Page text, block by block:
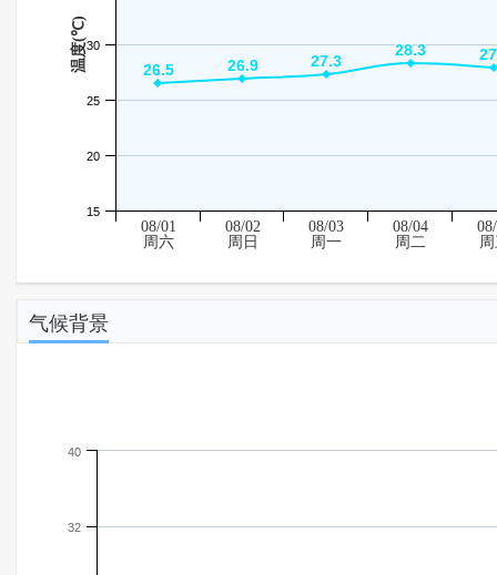
温度(℃) 26.5
26.5 26.9
26.9 27.3
27.3
28.3
28.3
15
20
25
30
08/01
周六
08/02
周日
08/03
周一
08/04
周二
气候背景
32
40